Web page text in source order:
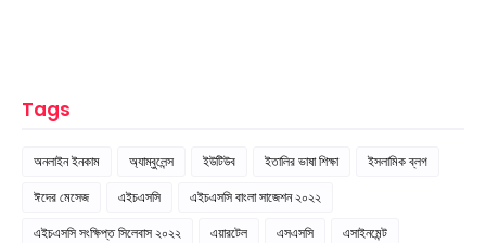
Tags
অনলাইন ইনকাম অ্যাম্বুলেন্স ইউটিউব ইতালির ভাষা শিক্ষা
ইসলামিক ব্লগ
ঈদের মেসেজ
এইচএসসি
এইচএসসি বাংলা সাজেশন ২০২২
এইচএসসি সংক্ষিপ্ত সিলেবাস ২০২২
এয়ারটেল এসএসসি
এসাইনমেন্ট